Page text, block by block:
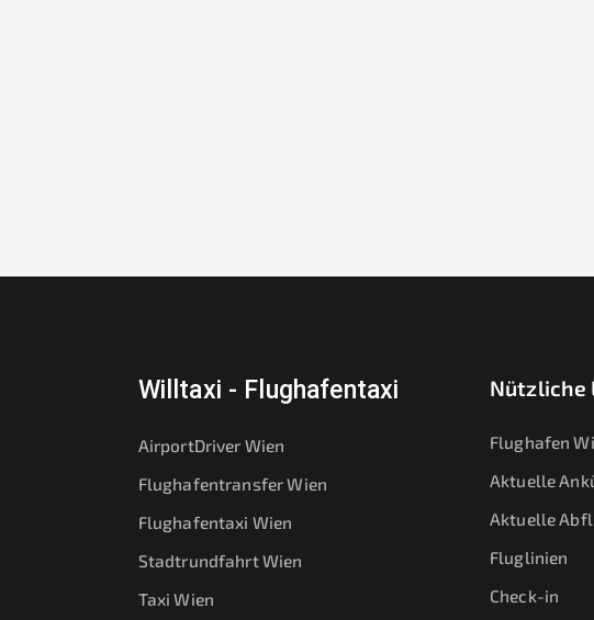
Willtaxi - Flughafentaxi
AirportDriver Wien
Flughafentransfer Wien
Flughafentaxi Wien
Stadtrundfahrt Wien
Taxi Wien
Nützliche
Flughafen
Aktuelle
Aktuelle
Fluglinien
Check-in